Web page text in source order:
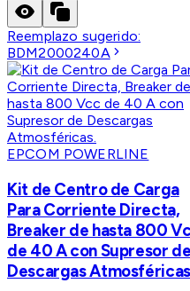
Reemplazo sugerido:
BDM2000240A
EPCOM POWERLINE
Kit de Centro de Carga
Para Corriente Directa,
Breaker de hasta 800
de 40 A con Supresor de
Descargas